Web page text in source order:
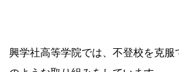
興学社高等学院では、不登校を克服